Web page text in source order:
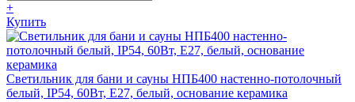
+
Купить
Светильник для бани и сауны НПБ400 настенно-потолочный
белый, IP54, 60Вт, E27, белый, основание керамика